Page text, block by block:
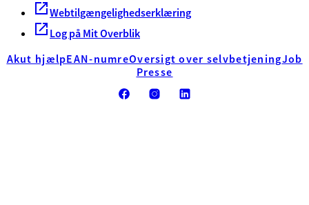
Webtilgængelighedserklæring
Log på Mit Overblik
Akut hjælpEAN-numreOversigt over selvbetjeningJob
Presse